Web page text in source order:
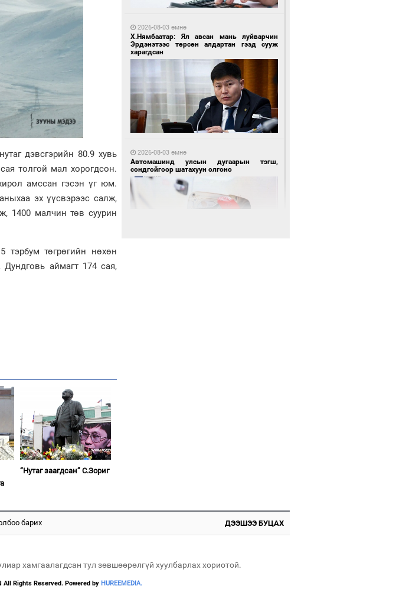
дэвсгэрийн 80.9 хувь
толгой мал хорогдсон.
амссан гэсэн үг юм.
эх үүсвэрээс салж,
1400 малчин төв суурин
төгрөгийн нөхөн
Дундговь аймагт 174 сая,
“Нутаг заагдсан” С.Зориг
Нарны эрчим хүчээр гэрэлтдэг үйлдвэр
1 өдрийн өмнө өмнө
Монгол Улсын волейболын шигшээ баг
өнөөдөр Хятадын эсрэг тоглоно
1 өдрийн өмнө өмнө
2026-08-03 өмнө
Х.Нямбаатар: Ял авсан мань луйварчин
Эрдэнэтээс төрсөн алдартан гээд сууж
харагдсан
2026-08-03 өмнө
Автомашинд улсын дугаарын тэгш,
сондгойгоор шатахуун олгоно
барих ДЭЭШЭЭ БУЦАХ
хамгаалагдсан тул зөвшөөрөлгүй хуулбарлах хориотой.
Rights Reserved. Powered by HUREEMEDIA.